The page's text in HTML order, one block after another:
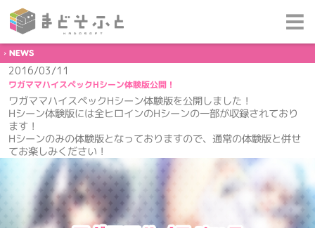
NEWS
2016/03/11
ワガママハイスペックHシーン体験版公開！
ワガママハイスペックHシーン体験版を公開しました！
Hシーン体験版には全ヒロインのHシーンの一部が収録されており
ます！
Hシーンのみの体験版となっておりますので、通常の体験版と併せ
てお楽しみください！